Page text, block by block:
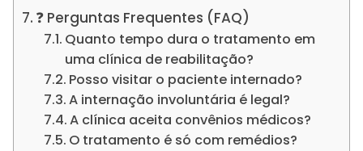
❓ Perguntas Frequentes (FAQ)
Quanto tempo dura o tratamento em
uma clínica de reabilitação?
Posso visitar o paciente internado?
A internação involuntária é legal?
A clínica aceita convênios médicos?
O tratamento é só com remédios?